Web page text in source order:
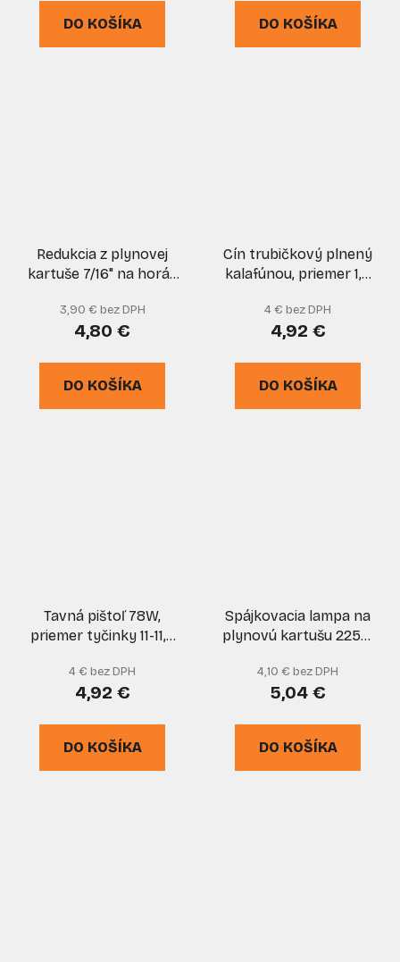
DO KOŠÍKA DO KOŠÍKA
Redukcia z plynovej
kartuše 7/16" na horák
TOOLS
3,90 € bez DPH
4,80 €
DO KOŠÍKA
Cín trubičkový plnený
kalafúnou, priemer 1,0
4 € bez DPH
4,92 €
DO KOŠÍKA
Tavná pištoľ 78W,
priemer tyčinky 11-11,5
4 € bez DPH
4,92 €
DO KOŠÍKA
Spájkovacia lampa na
plynovú kartušu 225g,
GEKO
4,10 € bez DPH
5,04 €
DO KOŠÍKA